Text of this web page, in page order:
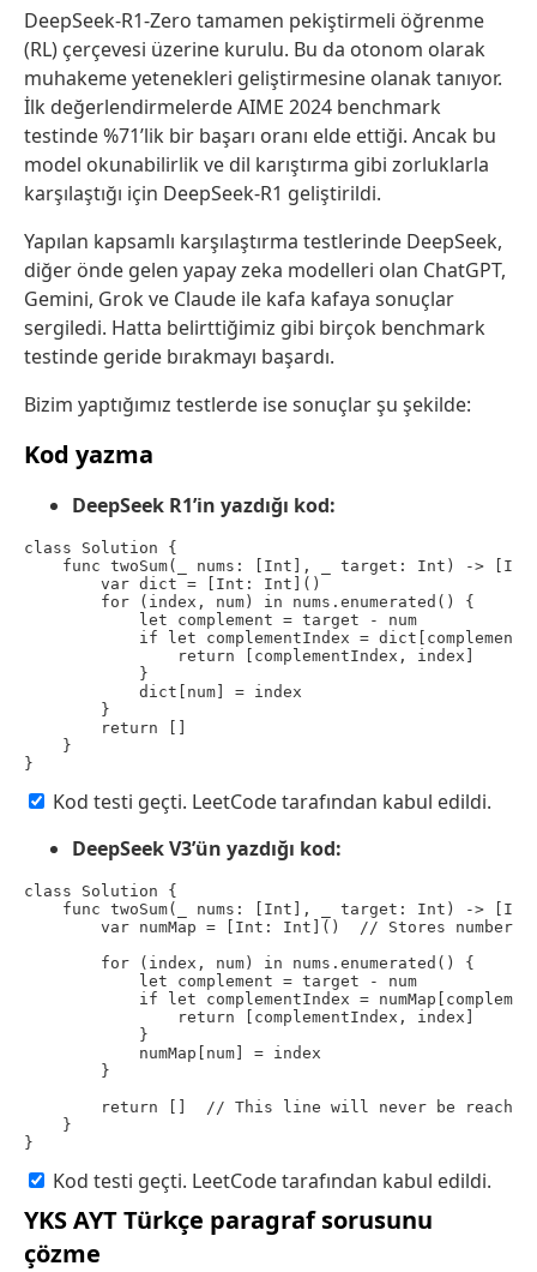
DeepSeek-R1-Zero tamamen pekiştirmeli öğrenme
(RL) çerçevesi üzerine kurulu. Bu da otonom olarak
muhakeme yetenekleri geliştirmesine olanak tanıyor.
İlk değerlendirmelerde AIME 2024 benchmark
testinde %71’lik bir başarı oranı elde ettiği. Ancak bu
model okunabilirlik ve dil karıştırma gibi zorluklarla
karşılaştığı için DeepSeek-R1 geliştirildi.
Yapılan kapsamlı karşılaştırma testlerinde DeepSeek,
diğer önde gelen yapay zeka modelleri olan ChatGPT,
Gemini, Grok ve Claude ile kafa kafaya sonuçlar
sergiledi. Hatta belirttiğimiz gibi birçok benchmark
testinde geride bırakmayı başardı.
Bizim yaptığımız testlerde ise sonuçlar şu şekilde:
Kod yazma
DeepSeek R1’in yazdığı kod:
class Solution {
func twoSum(_ nums: [Int], _ target: Int) ->
        var dict = [Int: Int]()
        for (index, num) in nums.enumerated() {
            let complement = target - num
if let complementIndex = dict[complement]
                return [complementIndex, index]
            }
            dict[num] = index
        }
        return []
    }
}
Kod testi geçti. LeetCode tarafından kabul edildi.
DeepSeek V3’ün yazdığı kod:
class Solution {
func twoSum(_ nums: [Int], _ target: Int) ->
var numMap = [Int: Int]()  // Stores number
        for (index, num) in nums.enumerated() {
            let complement = target - num
if let complementIndex =
                return [complementIndex, index]
            }
            numMap[num] = index
        }
return []  // This line will never be
    }
}
Kod testi geçti. LeetCode tarafından kabul edildi.
YKS AYT Türkçe paragraf sorusunu
çözme